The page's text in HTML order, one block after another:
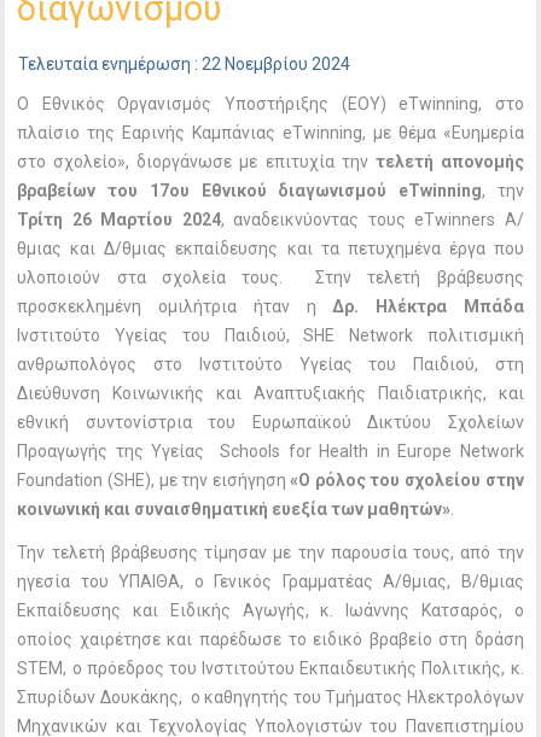
διαγωνισμού
Τελευταία ενημέρωση : 22 Νοεμβρίου 2024
Ο Εθνικός Οργανισμός Υποστήριξης (ΕΟΥ) eTwinning, στο
πλαίσιο της Εαρινής Καμπάνιας eTwinning, με θέμα «Ευημερία
στο σχολείο», διοργάνωσε με επιτυχία την τελετή απονομής
βραβείων του 17ου Εθνικού διαγωνισμού eTwinning, την
Τρίτη 26 Μαρτίου 2024, αναδεικνύοντας τους eTwinners Α/
θμιας και Δ/θμιας εκπαίδευσης και τα πετυχημένα έργα που
υλοποιούν στα σχολεία τους. Στην τελετή βράβευσης
προσκεκλημένη ομιλήτρια ήταν η Δρ. Ηλέκτρα Μπάδα
Ινστιτούτο Υγείας του Παιδιού, SHE Network πολιτισμική
ανθρωπολόγος στο Ινστιτούτο Υγείας του Παιδιού, στη
Διεύθυνση Κοινωνικής και Αναπτυξιακής Παιδιατρικής, και
εθνική συντονίστρια του Ευρωπαϊκού Δικτύου Σχολείων
Προαγωγής της Υγείας Schools for Health in Europe Network
Foundation (SHE), με την εισήγηση«Ο ρόλος του σχολείου στην
κοινωνική και συναισθηματική ευεξία των μαθητών»
Την τελετή βράβευσης τίμησαν με την παρουσία τους, από την
ηγεσία του ΥΠΑΙΘΑ, ο Γενικός Γραμματέας Α/θμιας, Β/θμιας
Εκπαίδευσης και Ειδικής Αγωγής, κ. Ιωάννης Κατσαρός, ο
οποίος χαιρέτησε και παρέδωσε το ειδικό βραβείο στη δράση
STEM, ο πρόεδρος του Ινστιτούτου Εκπαιδευτικής Πολιτικής, κ.
Σπυρίδων Δουκάκης, ο καθηγητής του Τμήματος Ηλεκτρολόγων
Μηχανικών και Τεχνολογίας Υπολογιστών του Πανεπιστημίου